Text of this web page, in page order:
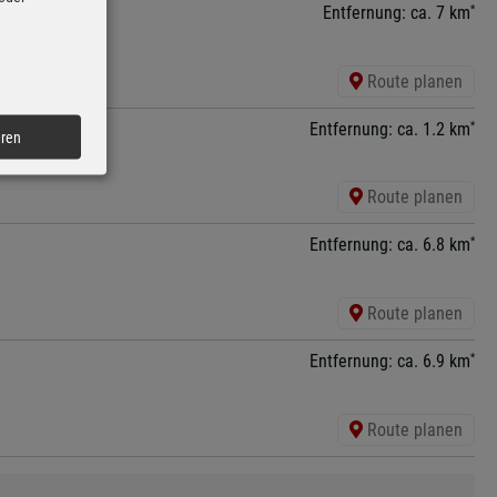
Entfernung: ca. 7 km*
Route planen
Entfernung: ca. 1.2 km*
Route planen
Entfernung: ca. 6.8 km*
Route planen
Entfernung: ca. 6.9 km*
Route planen